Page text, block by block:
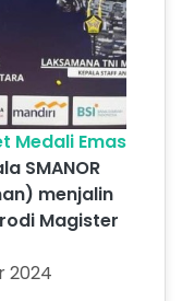
Medali Emas
SMANOR
menjalin
Magister
2024